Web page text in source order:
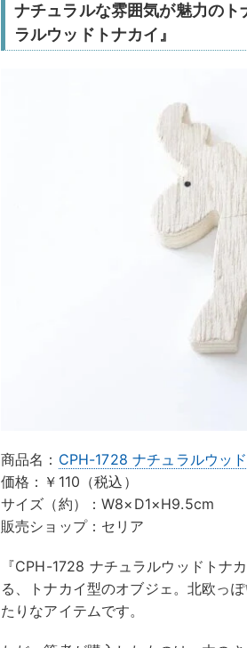
ナチュラルな雰囲気が魅力の
ラルウッドトナカイ』
商品名： CPH-1728 ナチュラルウッ
価格：￥110（税込）
サイズ（約）：W8×D1×H9.5cm
販売ショップ：セリア
『CPH-1728 ナチュラルウッドトナ
る、トナカイ型のオブジェ。北欧っ
たりなアイテムです。